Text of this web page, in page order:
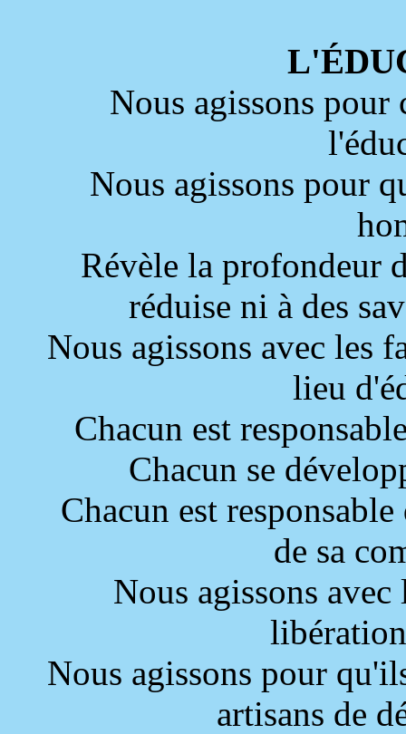
Nous agissons pour
Nous agissons pour
Révèle la profondeur
réduise ni à des
Nous agissons avec les
lieu
Chacun est
Chacun se
Chacun est
de sa
Nous agissons
Nous agissons pour
artisans de